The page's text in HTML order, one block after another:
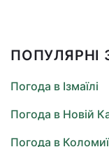
ПОПУЛЯРНІ
Погода в Ізмаїлі
Погода в Новій
Погода в Коломиї